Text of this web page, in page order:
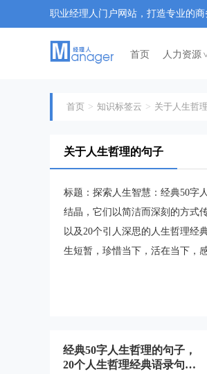
职业经理人门户网站，打造专业的
首页 人力资源
首页 知识标签云 关于人生哲
关于人生哲理的句子
标题：探索人生智慧：经典50字
结晶，它们以简洁而深刻的方式
以及20个引人深思的人生哲理经
生短暂，珍惜当下，活在当下，
经典50字人生哲理的句子，
20个人生哲理经典语录句句